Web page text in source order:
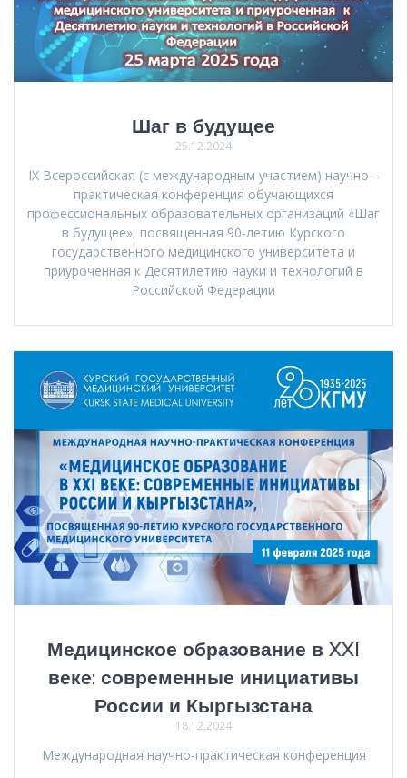
Шаг в будущее
25.12.2024
IX Всероссийская (с международным участием) научно –
практическая конференция обучающихся
профессиональных образовательных организаций «Шаг
в будущее», посвященная 90-летию Курского
государственного медицинского университета и
приуроченная к Десятилетию науки и технологий в
Российской Федерации
Медицинское образование в XXI
веке: современные инициативы
России и Кыргызстана
18.12.2024
Международная научно-практическая конференция